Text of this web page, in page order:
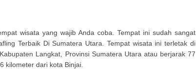
wisata yang wajib Anda coba. Tempat ini sudah sangat
Terbaik Di Sumatera Utara. Tempat wisata ini terletak di
Langkat, Provinsi Sumatera Utara atau berjarak 77
kilometer dari kota Binjai.